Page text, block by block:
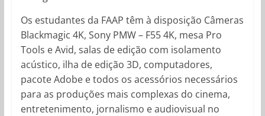
Os estudantes da FAAP têm à disposição Câmeras
Blackmagic 4K, Sony PMW – F55 4K, mesa Pro
Tools e Avid, salas de edição com isolamento
acústico, ilha de edição 3D, computadores,
pacote Adobe e todos os acessórios necessários
para as produções mais complexas do cinema,
entretenimento, jornalismo e audiovisual no